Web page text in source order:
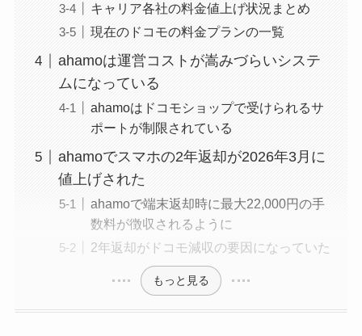
キャリア各社の料金値上げ状況まとめ
現在のドコモの料金プランの一覧
ahamoは運営コストが嵩みづらいシステ
ムになっている
ahamoはドコモショップで受けられるサ
ポートが制限されている
ahamoでスマホの2年返却が2026年3月に
値上げされた
ahamoで端末返却時に最大22,000円の手
数料が徴収されるように
2年返却がドコモ減収の要因になっていた
もっと見る